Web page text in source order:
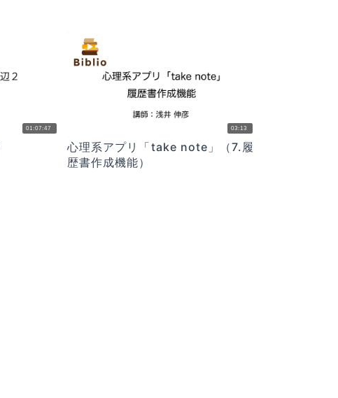
01:07:47 03:13
心理系アプリ「take note」（7.履
歴書作成機能）